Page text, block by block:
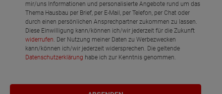
mir/uns Informationen und personalisierte Angebote rund um das
Thema Hausbau per Brief, per E-Mail, per Telefon, per Chat oder
durch einen persönlichen Ansprechpartner zukommen zu lassen.
Diese Einwilligung kann/können ich/wir jederzeit für die Zukunft
widerrufen. Der Nutzung meiner Daten zu Werbezwecken
kann/können ich/wir jederzeit widersprechen. Die geltende
Datenschutzerklärung habe ich zur Kenntnis genommen.